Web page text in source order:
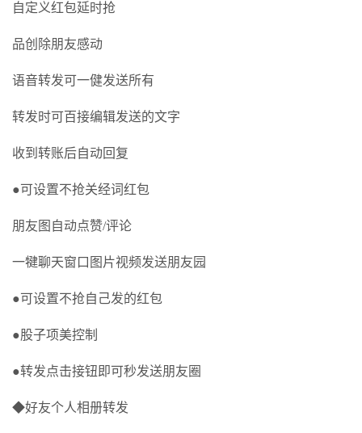
自定义红包延时抢
品创除朋友感动
语音转发可一健发送所有
转发时可百接编辑发送的文字
收到转账后自动回复
●可设置不抢关经词红包
朋友图自动点赞/评论
一犍聊天窗口图片视频发送朋友园
●可设置不抢自己发的红包
●股子项美控制
●转发点击接钮即可秒发送朋友圈
◆好友个人相册转发